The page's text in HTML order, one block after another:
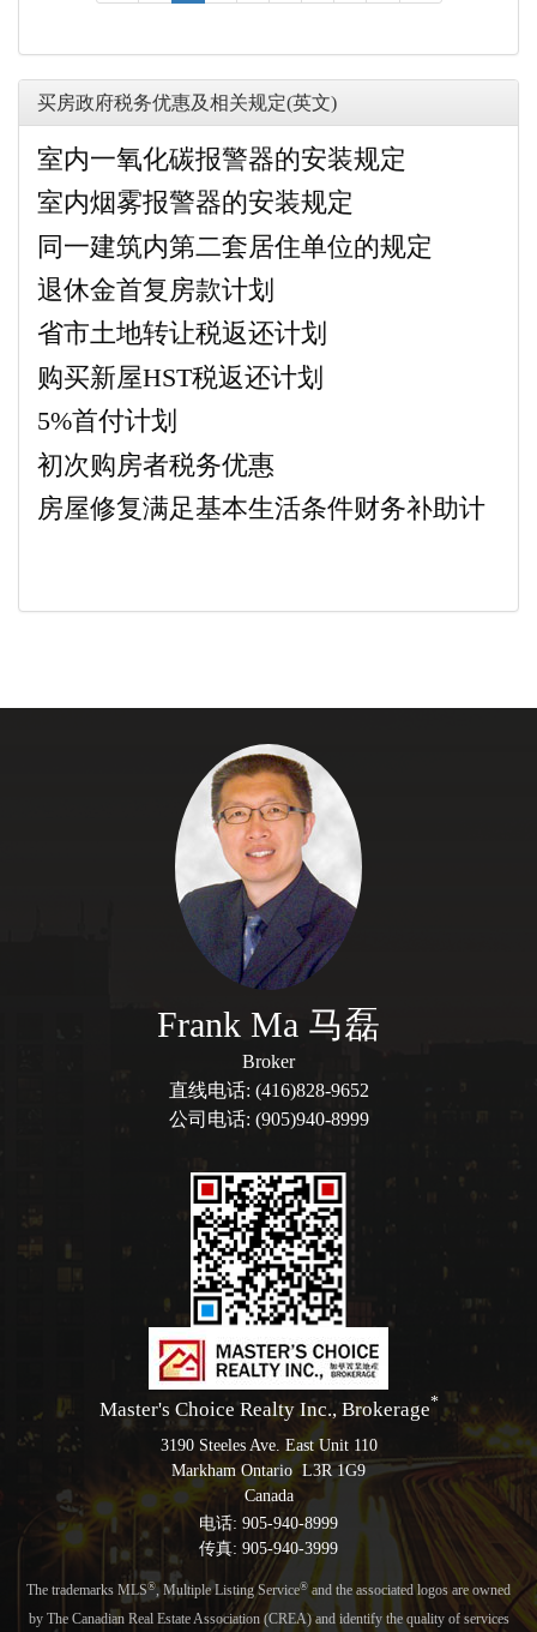
买房政府税务优惠及相关规定(英文)
室内一氧化碳报警器的安装规定
室内烟雾报警器的安装规定
同一建筑内第二套居住单位的规定
退休金首复房款计划
省市土地转让税返还计划
购买新屋HST税返还计划
5%首付计划
初次购房者税务优惠
房屋修复满足基本生活条件财务补助计
Frank Ma 马磊
Broker
直线电话: (416)828-9652
公司电话: (905)940-8999
Master's Choice Realty Inc., Brokerage*
3190 Steeles Ave. East Unit 110
Markham Ontario L3R 1G9
Canada
电话: 905-940-8999
传真: 905-940-3999
The trademarks MLS®, Multiple Listing Service® and the associated logos are owned
by The Canadian Real Estate Association (CREA) and identify the quality of services